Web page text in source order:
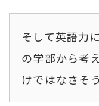
そして英語力
の学部から考
けではなさそ